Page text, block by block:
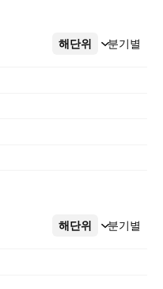
해단위 분기별
더보기
해단위 분기별
더보기